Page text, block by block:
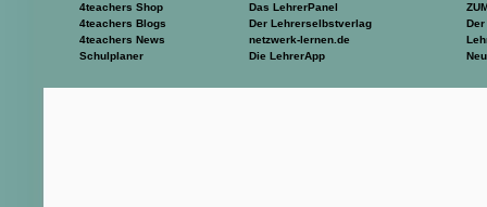
4teachers Shop
4teachers Blogs
4teachers News
Schulplaner
Das LehrerPanel
Der Lehrerselbstverlag
netzwerk-lernen.de
Die LehrerApp